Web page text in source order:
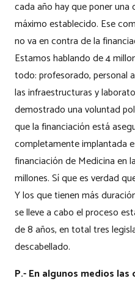
cada año hay que poner
máximo establecido. Ese
no va en contra de la
Estamos hablando de 4
todo: profesorado, personal
las infraestructuras y
demostrado una voluntad
que la financiación está
completamente implantada
financiación de Medicina en
millones. Sí que es verdad
Y los que tienen más
se lleve a cabo el proceso
de 8 años, en total tres
descabellado.
P.- En algunos medios